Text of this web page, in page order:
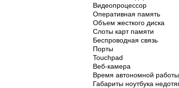
Видеопроцессор
Оперативная память
Объем жесткого диска
Слоты карт памяти
Беспроводная связь
Порты
Touchpad
Веб-камера
Время автономной работы
Габариты ноутбука